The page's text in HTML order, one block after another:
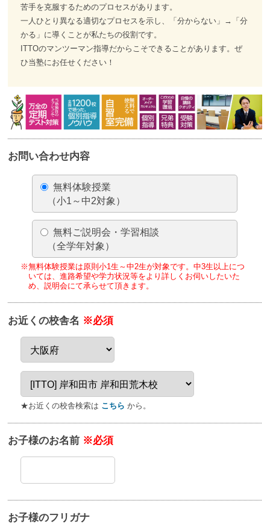
苦手を克服するためのプロセスがあります。
一人ひとり異なる適切なプロセスを示し、「分からない」→「分
かる」に導くことが私たちの役割です。
ITTOのマンツーマン指導だからこそできることがあります。ぜ
ひ当塾にお任せください！
お問い合わせ内容
無料体験授業
（小1～中2対象）
無料ご説明会・学習相談
（全学年対象）
※無料体験授業は原則小1生～中2生が対象です。中3生以上につ
いては、進路希望や学力状況等をより詳しくお伺いしたいた
め、説明会にて承らせて頂きます。
お近くの校舎名 ※必須
★お近くの校舎検索は こちら から。
お子様のお名前 ※必須
お子様のフリガナ